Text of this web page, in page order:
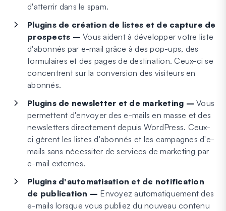
d'atterrir dans le spam.
Plugins de création de listes et de capture de
prospects – Vous aident à développer votre liste
d'abonnés par e-mail grâce à des pop-ups, des
formulaires et des pages de destination. Ceux-ci se
concentrent sur la conversion des visiteurs en
abonnés.
Plugins de newsletter et de marketing – Vous
permettent d'envoyer des e-mails en masse et des
newsletters directement depuis WordPress. Ceux-
ci gèrent les listes d'abonnés et les campagnes d'e-
mails sans nécessiter de services de marketing par
e-mail externes.
Plugins d'automatisation et de notification
de publication – Envoyez automatiquement des
e-mails lorsque vous publiez du nouveau contenu